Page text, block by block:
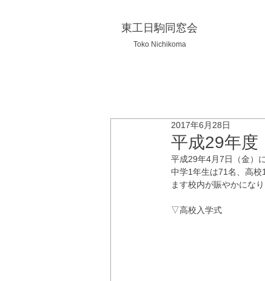
東工日駒同窓会
Toko Nichikoma
平成29年
2017年6月28日
平成29年4月7日（金）
中学1年生は71名、高
ます校内が賑やかになり
▽高校入学式